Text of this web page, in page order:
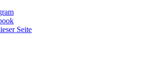
Seite